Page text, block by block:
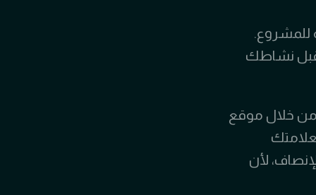
للمشروع.
نشاطك
ومن خلال موقع
لأن